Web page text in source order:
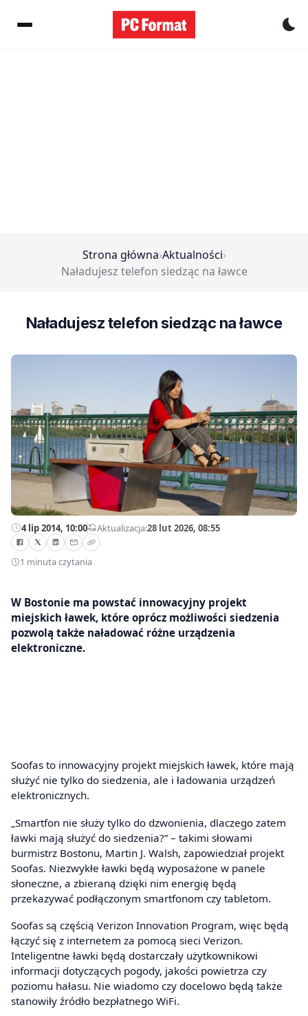
Strona główna›Aktualności›
Naładujesz telefon siedząc na ławce
Naładujesz telefon siedząc na ławce
4 lip 2014, 10:00—Aktualizacja:28 lut 2026, 08:55
1 minuta czytania
W Bostonie ma powstać innowacyjny projekt
miejskich ławek, które oprócz możliwości siedzenia
pozwolą także naładować różne urządzenia
elektroniczne.
Soofas to innowacyjny projekt miejskich ławek, które mają
służyć nie tylko do siedzenia, ale i ładowania urządzeń
elektronicznych.
„Smartfon nie służy tylko do dzwonienia, dlaczego zatem
ławki mają służyć do siedzenia?” – takimi słowami
burmistrz Bostonu, Martin J. Walsh, zapowiedział projekt
Soofas. Niezwykłe ławki będą wyposażone w panele
słoneczne, a zbieraną dzięki nim energię będą
przekazywać podłączonym smartfonom czy tabletom.
Soofas są częścią Verizon Innovation Program, więc będą
łączyć się z internetem za pomocą sieci Verizon.
Inteligentne ławki będą dostarczały użytkownikowi
informacji dotyczących pogody, jakości powietrza czy
poziomu hałasu. Nie wiadomo czy docelowo będą także
stanowiły źródło bezpłatnego WiFi.